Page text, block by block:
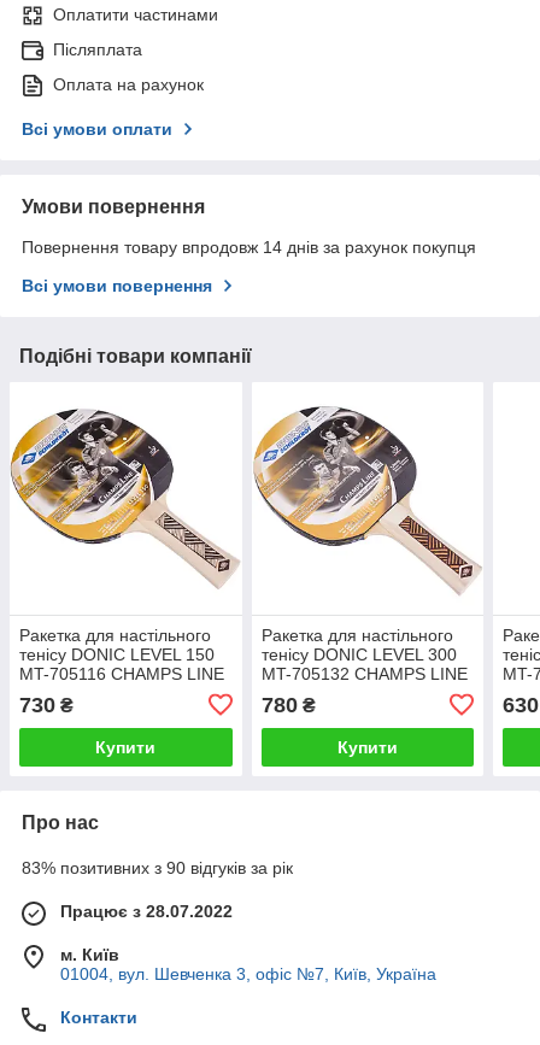
Оплатити частинами
Післяплата
Оплата на рахунок
Всі умови оплати
Умови повернення
Повернення товару впродовж 14 днів за рахунок покупця
Всі умови повернення
Подібні товари компанії
Ракетка для настільного
тенісу DONIC LEVEL 150
MT-705116 CHAMPS LINE
730 ₴
Купити
Ракетка для настільного
тенісу DONIC LEVEL 300
MT-705132 CHAMPS LINE
780₴
Купити
MT-
630
Про нас
83% позитивних з 90 відгуків за рік
Працює з 28.07.2022
м. Київ
01004, вул. Шевченка 3, офіс №7, Київ, Україна
Контакти